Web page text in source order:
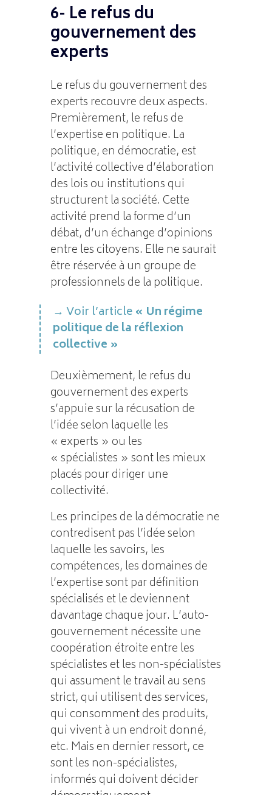
6- Le refus du
gouvernement des
experts
Le refus du gouvernement des
experts recouvre deux aspects.
Premièrement, le refus de
l’expertise en politique. La
politique, en démocratie, est
l’activité collective d’élaboration
des lois ou institutions qui
structurent la société. Cette
activité prend la forme d’un
débat, d’un échange d’opinions
entre les citoyens. Elle ne saurait
être réservée à un groupe de
professionnels de la politique.
Voir l’article« Un régime
politique de la réflexion
collective »
Deuxièmement, le refus du
gouvernement des experts
s’appuie sur la récusation de
l’idée selon laquelle les
« experts » ou les
« spécialistes » sont les mieux
placés pour diriger une
collectivité.
Les principes de la démocratie ne
contredisent pas l’idée selon
laquelle les savoirs, les
compétences, les domaines de
l’expertise sont par définition
spécialisés et le deviennent
davantage chaque jour. L’auto-
gouvernement nécessite une
coopération étroite entre les
spécialistes et les non-spécialistes
qui assument le travail au sens
strict, qui utilisent des services,
qui consomment des produits,
qui vivent à un endroit donné,
etc. Mais en dernier ressort, ce
sont les non-spécialistes,
informés qui doivent décider